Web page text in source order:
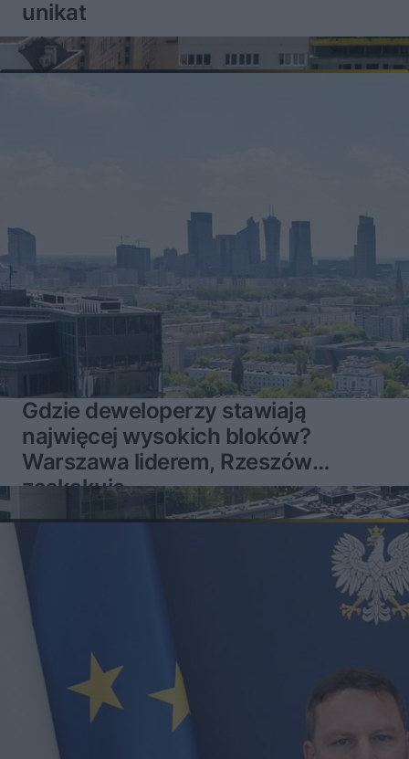
unikat
Gdzie deweloperzy stawiają
najwięcej wysokich bloków?
Warszawa liderem, Rzeszów
zaskakuje